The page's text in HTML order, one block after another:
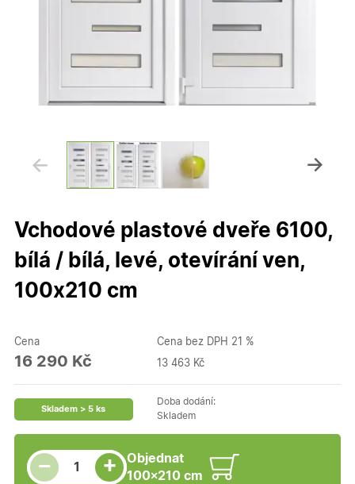
Vchodové plastové dveře 6100,
bílá / bílá, levé, otevírání ven,
100x210 cm
Cena
16 290 Kč
Cena bez DPH 21 %
13 463 Kč
Skladem > 5 ks
Doba dodání:
Skladem
−
Snížit množství
Počet kusů +
Zvýšit množství
Objednat
100×210 cm